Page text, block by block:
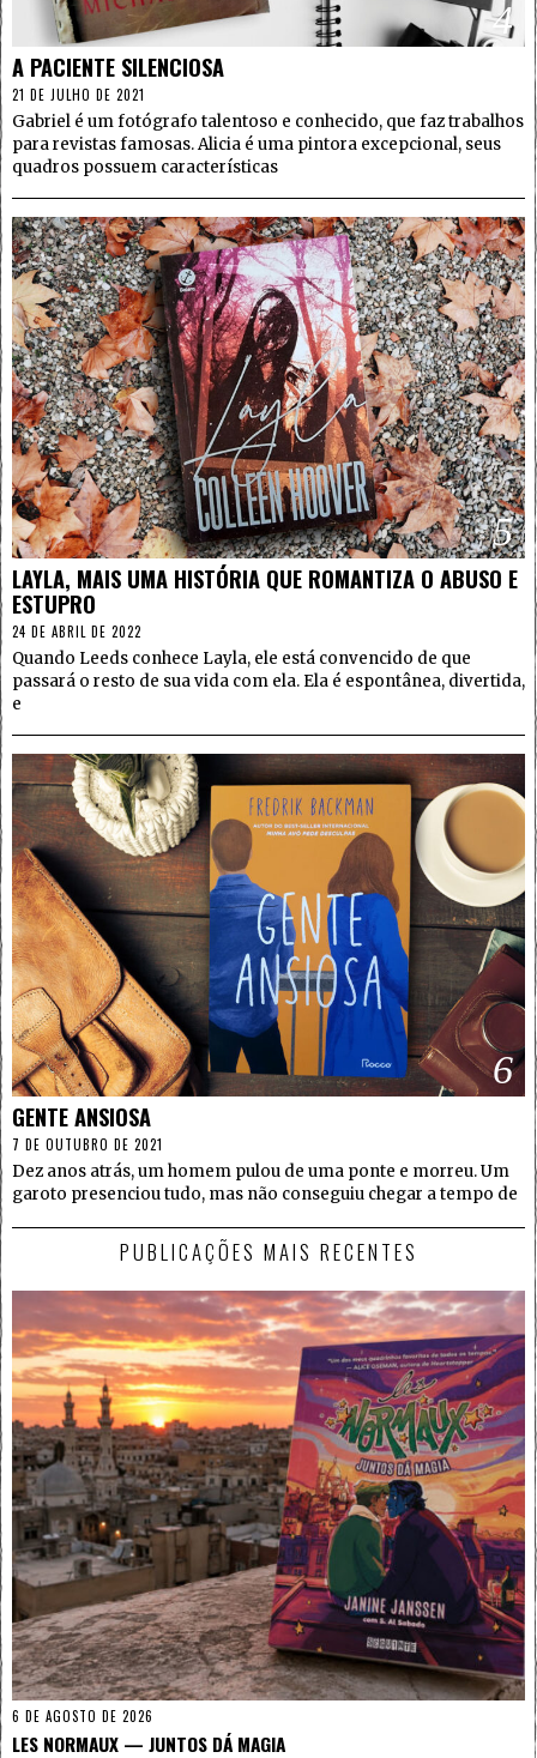
4
A PACIENTE SILENCIOSA
21 DE JULHO DE 2021
Gabriel é um fotógrafo talentoso e conhecido, que faz trabalhos
para revistas famosas. Alicia é uma pintora excepcional, seus
quadros possuem características
5
LAYLA, MAIS UMA HISTÓRIA QUE ROMANTIZA O ABUSO E
ESTUPRO
24 DE ABRIL DE 2022
Quando Leeds conhece Layla, ele está convencido de que
passará o resto de sua vida com ela. Ela é espontânea, divertida,
e
6
GENTE ANSIOSA
7 DE OUTUBRO DE 2021
Dez anos atrás, um homem pulou de uma ponte e morreu. Um
garoto presenciou tudo, mas não conseguiu chegar a tempo de
PUBLICAÇÕES MAIS RECENTES
6 DE AGOSTO DE 2026
LES NORMAUX — JUNTOS DÁ MAGIA